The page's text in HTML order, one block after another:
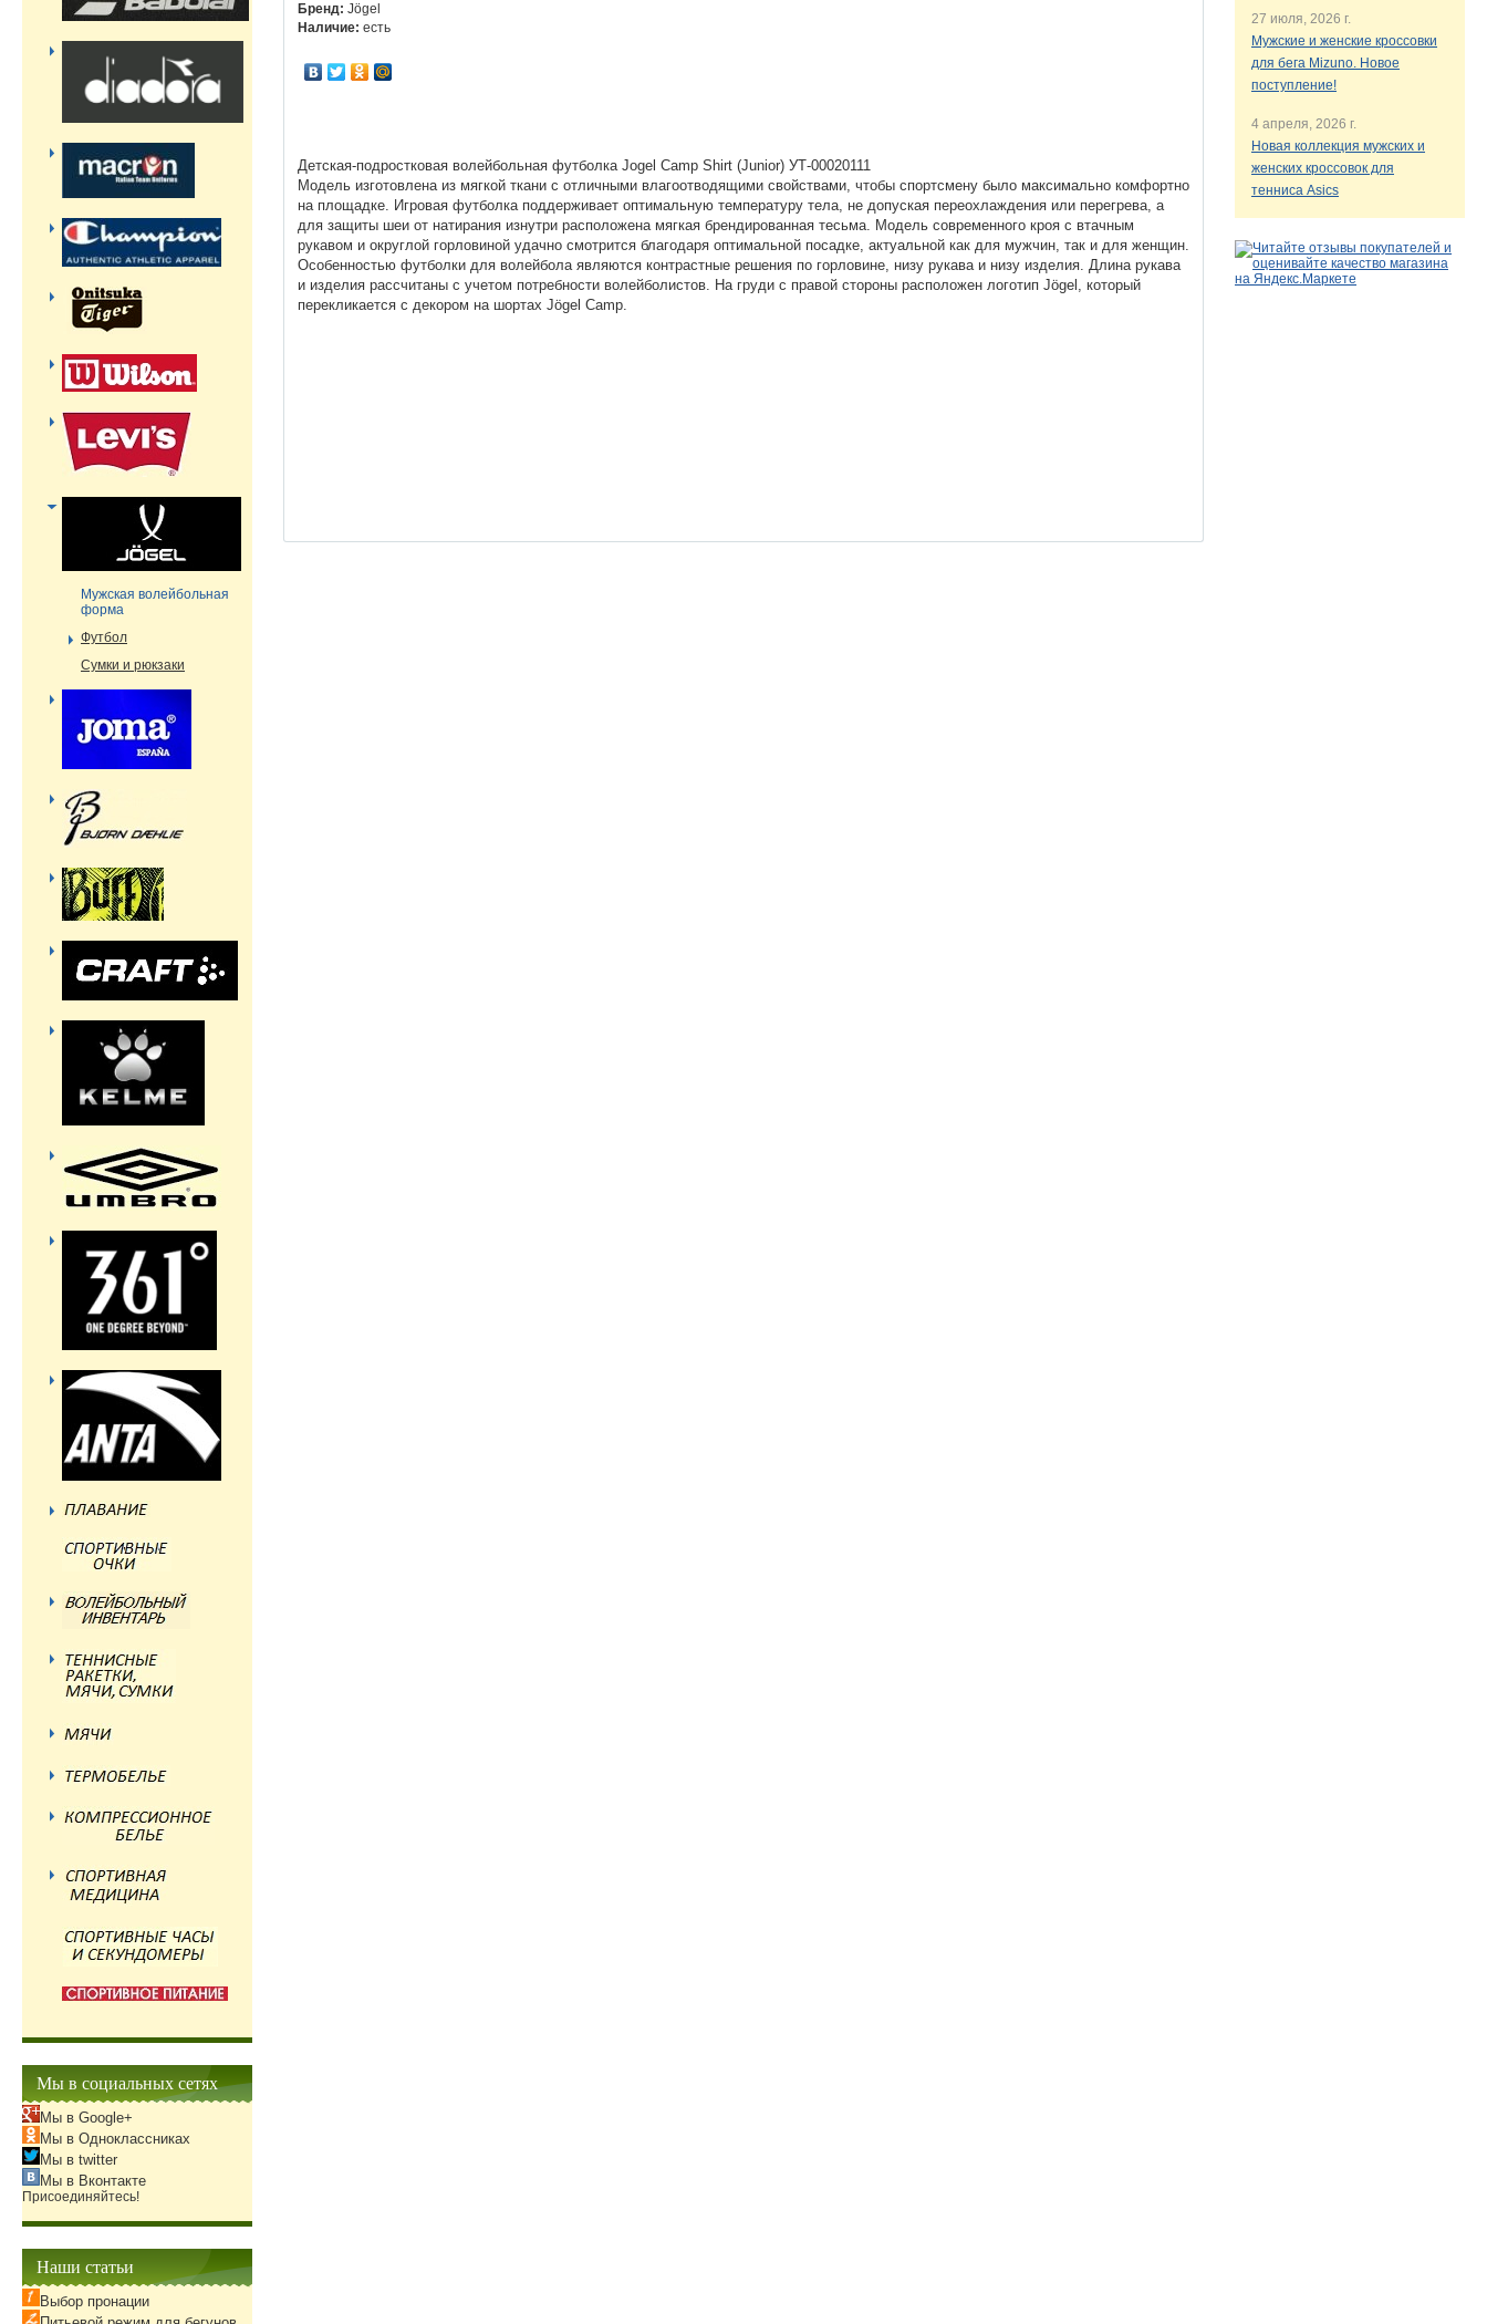
Бренд: Jögel
Наличие: есть
Детская-подростковая волейбольная футболка Jogel Camp Shirt (Junior) УТ-00020111
Модель изготовлена из мягкой ткани с отличными влагоотводящими свойствами, чтобы спортсмену было максимально комфортно
на площадке. Игровая футболка поддерживает оптимальную температуру тела, не допуская переохлаждения или перегрева, а
для защиты шеи от натирания изнутри расположена мягкая брендированная тесьма. Модель современного кроя с втачным
рукавом и округлой горловиной удачно смотрится благодаря оптимальной посадке, актуальной как для мужчин, так и для женщин.
Особенностью футболки для волейбола являются контрастные решения по горловине, низу рукава и низу изделия. Длина рукава
и изделия рассчитаны с учетом потребности волейболистов. На груди с правой стороны расположен логотип Jögel, который
перекликается с декором на шортах Jögel Camp.
Мужская волейбольная
форма
Футбол
Сумки и рюкзаки
Мы в социальных сетях
Мы в Google+
Мы в Одноклассниках
Мы в twitter
Мы в Вконтакте
Присоединяйтесь!
Наши статьи
Выбор пронации
27 июля, 2026 г.
Мужские и женские кроссовки
для бега Mizuno. Новое
поступление!
4 апреля, 2026 г.
Новая коллекция мужских и
женских кроссовок для
тенниса Asics